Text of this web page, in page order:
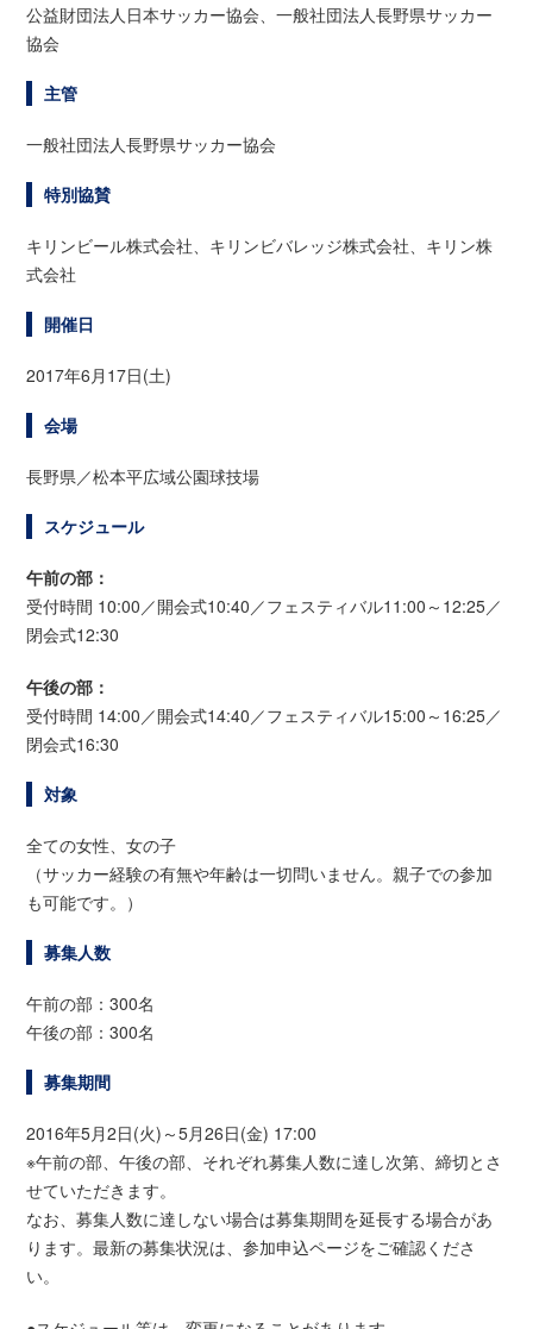
公益財団法人日本サッカー協会、一般社団法人長野県サッカー
協会
主管
一般社団法人長野県サッカー協会
特別協賛
キリンビール株式会社、キリンビバレッジ株式会社、キリン株
式会社
開催日
2017年6月17日(土)
会場
長野県／松本平広域公園球技場
スケジュール
午前の部：
受付時間 10:00／開会式10:40／フェスティバル11:00～12:25／
閉会式12:30
午後の部：
受付時間 14:00／開会式14:40／フェスティバル15:00～16:25／
閉会式16:30
対象
全ての女性、女の子
（サッカー経験の有無や年齢は一切問いません。親子での参加
も可能です。）
募集人数
午前の部：300名
午後の部：300名
募集期間
2016年5月2日(火)～5月26日(金) 17:00
※午前の部、午後の部、それぞれ募集人数に達し次第、締切とさ
せていただきます。
なお、募集人数に達しない場合は募集期間を延長する場合があ
ります。最新の募集状況は、参加申込ページをご確認くださ
い。